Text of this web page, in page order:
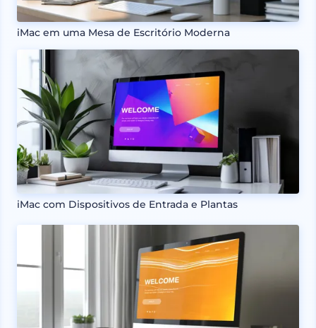
iMac em uma Mesa de Escritório Moderna
iMac com Dispositivos de Entrada e Plantas